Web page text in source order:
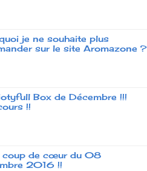
je ne souhaite plus
sur le site Aromazone ?
Box de Décembre !!!
!!
coup de cœur du 08
2016 !!